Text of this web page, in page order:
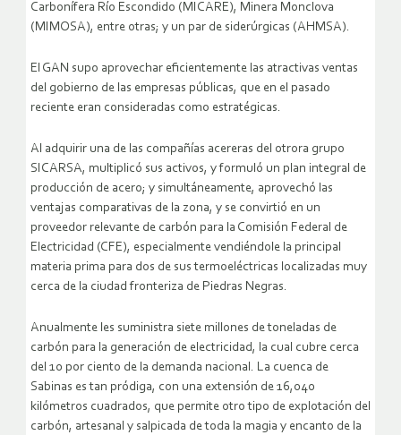
Carbonífera Río Escondido (MICARE), Minera Monclova
(MIMOSA), entre otras; y un par de siderúrgicas (AHMSA).
El GAN supo aprovechar eficientemente las atractivas ventas
del gobierno de las empresas públicas, que en el pasado
reciente eran consideradas como estratégicas.
Al adquirir una de las compañías acereras del otrora grupo
SICARSA, multiplicó sus activos, y formuló un plan integral de
producción de acero; y simultáneamente, aprovechó las
ventajas comparativas de la zona, y se convirtió en un
proveedor relevante de carbón para la Comisión Federal de
Electricidad (CFE), especialmente vendiéndole la principal
materia prima para dos de sus termoeléctricas localizadas muy
cerca de la ciudad fronteriza de Piedras Negras.
Anualmente les suministra siete millones de toneladas de
carbón para la generación de electricidad, la cual cubre cerca
del 10 por ciento de la demanda nacional. La cuenca de
Sabinas es tan pródiga, con una extensión de 16,040
kilómetros cuadrados, que permite otro tipo de explotación del
carbón, artesanal y salpicada de toda la magia y encanto de la